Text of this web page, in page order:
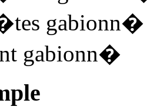
gabionn�
gabionn�